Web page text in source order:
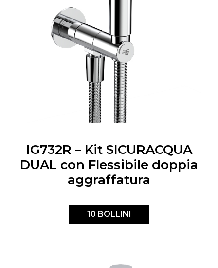
IG732R – Kit SICURACQUA
DUAL con Flessibile doppia
aggraffatura
10 BOLLINI